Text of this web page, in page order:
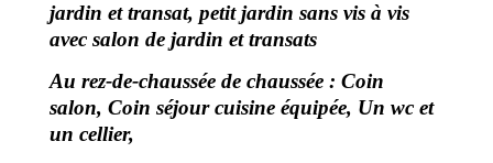
jardin et transat, petit jardin sans vis à vis
avec salon de jardin et transats
Au rez-de-chaussée de chaussée : Coin
salon, Coin séjour cuisine équipée, Un wc et
un cellier,